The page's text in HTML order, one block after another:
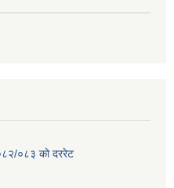
०८३ को दररेट